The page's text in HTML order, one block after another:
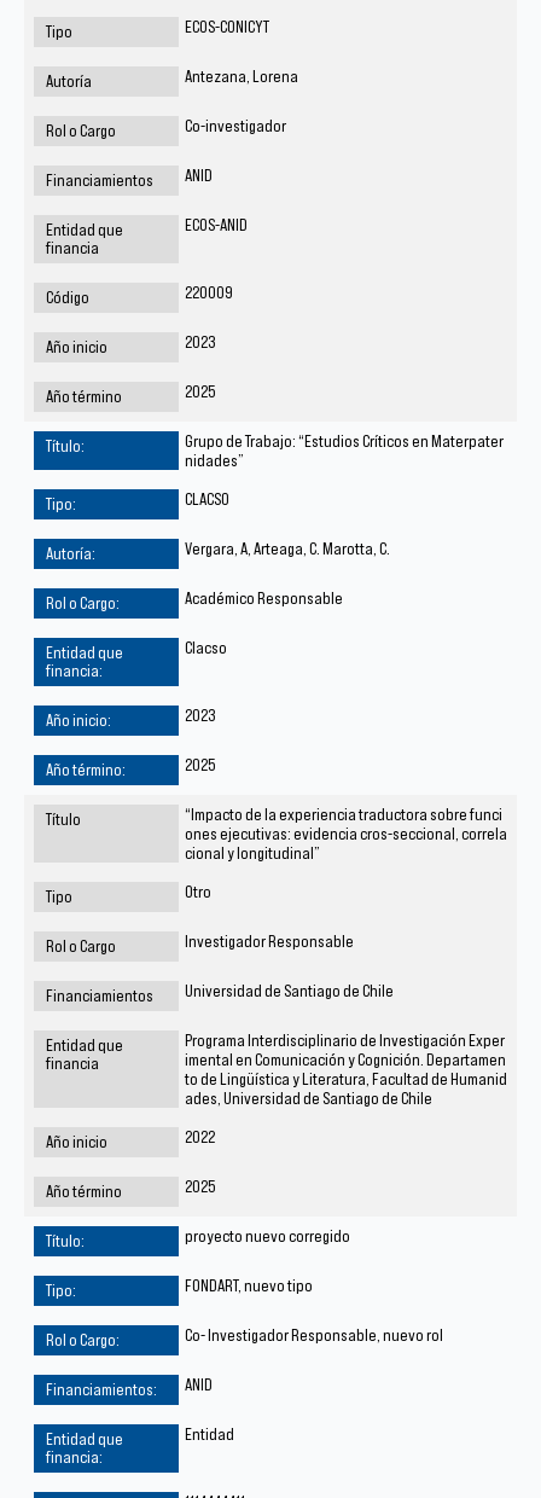
ECOS-CONICYT
Antezana, Lorena
Co-investigador
ANID
ECOS-ANID
220009
2023
2025
Grupo de Trabajo: “Estudios Críticos en Materpater
nidades”
CLACSO
Vergara, A, Arteaga, C. Marotta, C.
Académico Responsable
Clacso
2023
2025
“Impacto de la experiencia traductora sobre funci
ones ejecutivas: evidencia cros-seccional, correla
cional y longitudinal”
Otro
Investigador Responsable
Universidad de Santiago de Chile
Programa Interdisciplinario de Investigación Exper
imental en Comunicación y Cognición. Departamen
to de Lingüística y Literatura, Facultad de Humanid
ades, Universidad de Santiago de Chile
2022
2025
proyecto nuevo corregido
FONDART, nuevo tipo
Co- Investigador Responsable, nuevo rol
ANID
Entidad